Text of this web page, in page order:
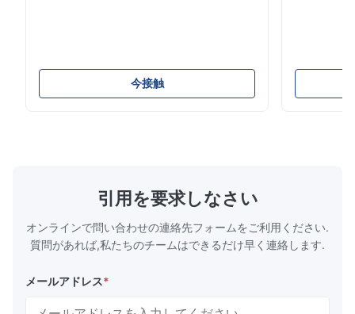
500-2000mm 長さ 1000-6000mm 規格
ASME, ASTM, EN, BS, GB, DIN, JISなど 材質
304, 304L, 310S, 310, 309, 309S, 314, 316,
今接触
プ304とタ
300シリー
引用を要求しなさい
オンラインで問い合わせの連絡先フォームをご利用ください.
質問があれば,私たちのチームはできるだけ早く連絡します.
メールアドレス*